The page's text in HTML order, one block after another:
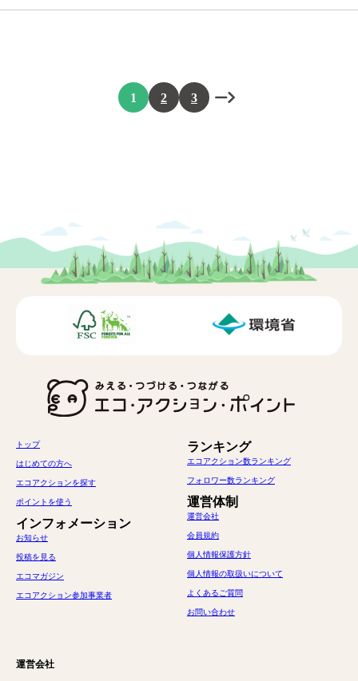
1 2 3
トップ
はじめての方へ
エコアクションを探す
ポイントを使う
インフォメーション
お知らせ
投稿を見る
エコマガジン
エコアクション参加事業者
ランキング
エコアクション数ランキング
フォロワー数ランキング
運営体制
運営会社
会員規約
個人情報保護方針
個人情報の取扱いについて
よくあるご質問
お問い合わせ
運営会社